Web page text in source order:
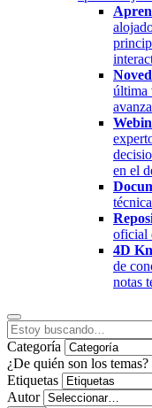
última
en el
oficial
4D
de
notas
Categoría
¿De quién son los temas?
Etiquetas
Autor